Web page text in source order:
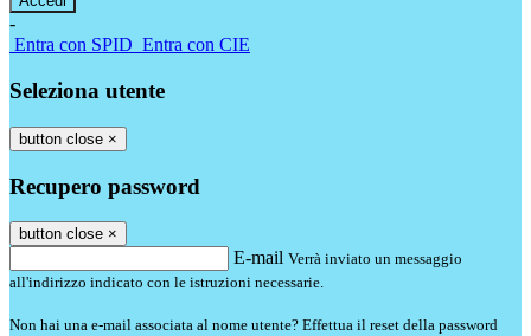
-
Entra con SPID Entra con CIE
Seleziona utente
button close ×
Recupero password
button close ×
E-mail Verrà inviato un messaggio
all'indirizzo indicato con le istruzioni necessarie.
Non hai una e-mail associata al nome utente? Effettua il reset della password